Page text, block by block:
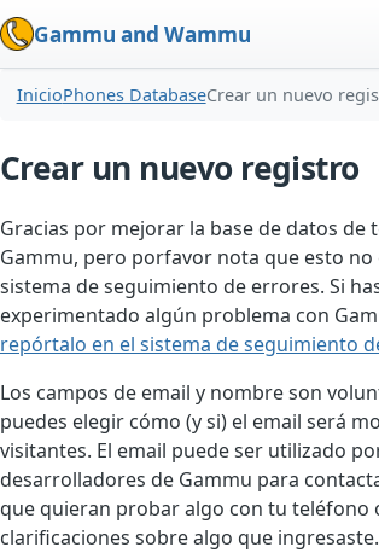
Gammu and Wammu
InicioPhones DatabaseCrear un nuevo
Crear un nuevo registro
Gracias por mejorar la base de datos de
Gammu, pero porfavor nota que esto no
sistema de seguimiento de errores. Si
experimentado algún problema con
repórtalo en el sistema de seguimiento
Los campos de email y nombre son
puedes elegir cómo (y si) el email será
visitantes. El email puede ser utilizado
desarrolladores de Gammu para
que quieran probar algo con tu teléfono
clarificaciones sobre algo que ingresaste.